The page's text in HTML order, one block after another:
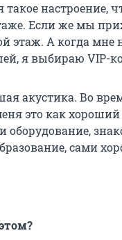
настроение,
Если же мы
этаж. А когда мне
я выбираю VIP-
акустика. Во
это как
оборудование,
сами